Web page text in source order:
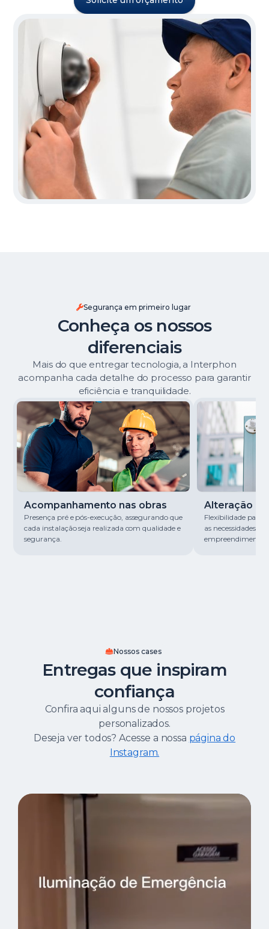
Segurança em primeiro lugar
Conheça os nossos
diferenciais
Mais do que entregar tecnologia, a Interphon
acompanha cada detalhe do processo para garantir
eficiência e tranquilidade.
Acompanhamento nas obras
Presença pré e pós-execução, assegurando que
cada instalação seja realizada com qualidade e
segurança.
Alteração
Flexibilidade para
as necessidades
empreendimento.
Nossos cases
Entregas que inspiram
confiança
Confira aqui alguns de nossos projetos
personalizados.
Deseja ver todos? Acesse a nossa página do
Instagram.